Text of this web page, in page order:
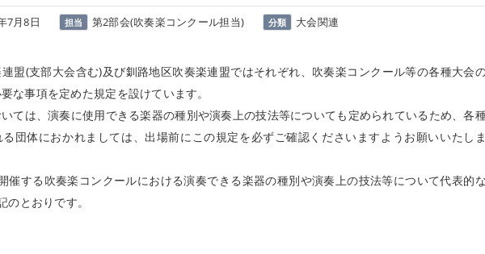
7月8日 担当 第2部会(吹奏楽コンクール担当) 分類 大会関連
盟(支部大会含む)及び釧路地区吹奏楽連盟ではそれぞれ、吹奏楽コンクール等の各種大会
な事項を定めた規定を設けています。
ては、演奏に使用できる楽器の種別や演奏上の技法等についても定められているため、各
団体におかれましては、出場前にこの規定を必ずご確認くださいますようお願いいたしま
催する吹奏楽コンクールにおける演奏できる楽器の種別や演奏上の技法等について代表的な
のとおりです。